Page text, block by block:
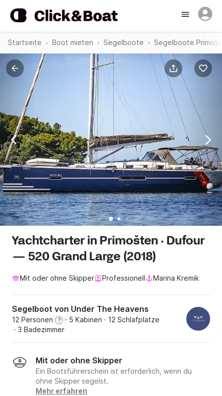
Startseite Boot mieten Segelboote Segelboote
Yachtcharter in Primošten · Dufour
— 520 Grand Large (2018)
Mit oder ohne Skipper Professionell Marina Kremik
Segelboot von Under The Heavens
12 Personen ? · 5 Kabinen · 12 Schlafplätze
· 3 Badezimmer
Mit oder ohne Skipper
Ein Bootsführerschein ist erforderlich, wenn du
ohne Skipper segelst.
Mehr erfahren